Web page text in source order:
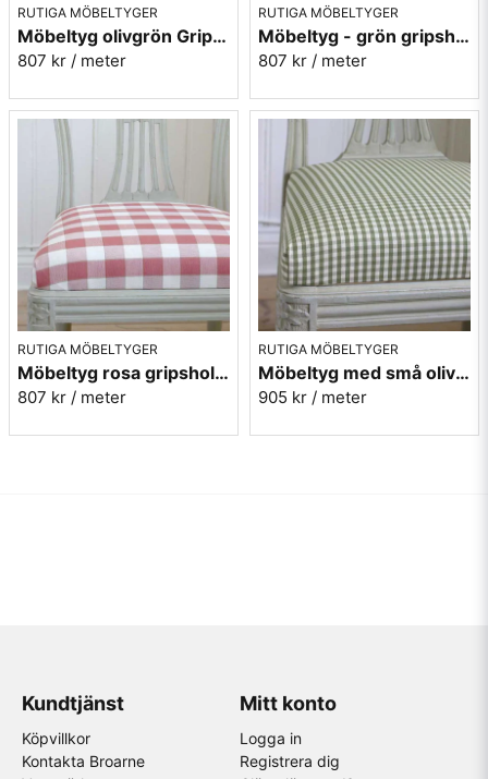
RUTIGA MÖBELTYGER
Möbeltyg olivgrön Gripsholmsruta - Ekeby nr.72
807 kr / meter
RUTIGA MÖBELTYGER
Möbeltyg - grön gripsholmsruta - Ekeby nr. 71
807 kr / meter
RUTIGA MÖBELTYGER
Möbeltyg rosa gripsholmsruta - Ekeby nr.31
807 kr / meter
RUTIGA MÖBELTYGER
Möbeltyg med små olivgröna rutor - Lill Ruta 278
905 kr / meter
Kundtjänst
Köpvillkor
Kontakta Broarne
Mitt konto
Logga in
Registrera dig